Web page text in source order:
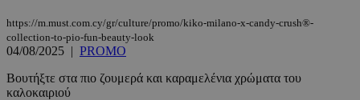
https://m.must.com.cy/gr/culture/promo/kiko-milano-x-candy-crush®-
collection-to-pio-fun-beauty-look
04/08/2025 | PROMO
Βουτήξτε στα πιο ζουμερά και καραμελένια χρώματα του
καλοκαιριού